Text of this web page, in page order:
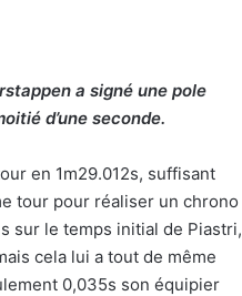
a signé une pole
d’une seconde.
en 1m29.012s, suffisant
tour pour réaliser un chrono
sur le temps initial de Piastri,
cela lui a tout de même
0,035s son équipier